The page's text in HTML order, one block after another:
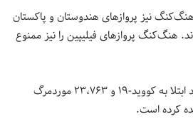
نیز پروازهای هندوستان و پاکستان
هنگ‌کنگ پروازهای فیلیپین را نیز ممنوع
کانادا ۱،۱۴۷،۴۶۳ مورد ابتلا به کووید-۱۹ و ۲۳،۷۶۳ موردمرگ
کرده است.